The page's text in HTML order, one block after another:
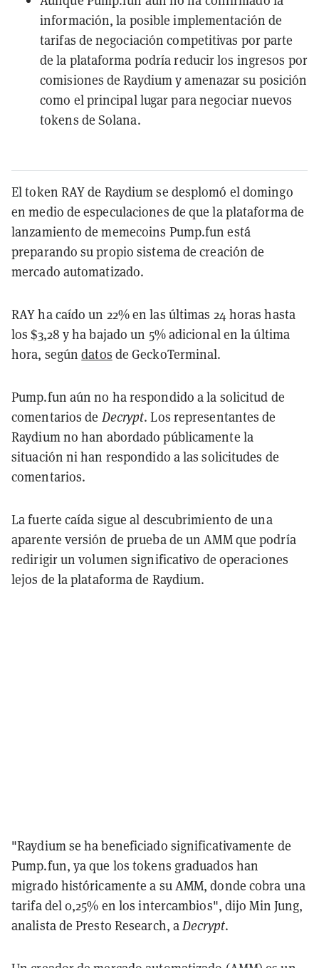
información, la posible implementación de
tarifas de negociación competitivas por parte
de la plataforma podría reducir los ingresos por
comisiones de Raydium y amenazar su posición
como el principal lugar para negociar nuevos
tokens de Solana.
El token RAY de Raydium se desplomó el domingo
en medio de especulaciones de que la plataforma de
lanzamiento de memecoins Pump.fun está
preparando su propio sistema de creación de
mercado automatizado.
RAY ha caído un 22% en las últimas 24 horas hasta
los $3,28 y ha bajado un 5% adicional en la última
hora, segúndatos de GeckoTerminal.
Pump.fun aún no ha respondido a la solicitud de
comentarios de Decrypt. Los representantes de
Raydium no han abordado públicamente la
situación ni han respondido a las solicitudes de
comentarios.
La fuerte caída sigue al descubrimiento de una
aparente versión de prueba de un AMM que podría
redirigir un volumen significativo de operaciones
lejos de la plataforma de Raydium.
"Raydium se ha beneficiado significativamente de
Pump.fun, ya que los tokens graduados han
migrado históricamente a su AMM, donde cobra una
tarifa del 0,25% en los intercambios", dijo Min Jung,
analista de Presto Research, aDecrypt.